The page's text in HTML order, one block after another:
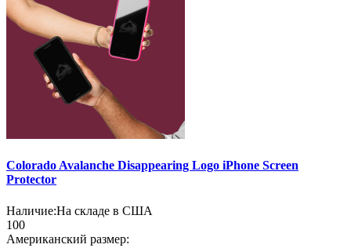
Colorado Avalanche Disappearing Logo iPhone Screen
Protector
Наличие:На складе в США
100
Американский размер: